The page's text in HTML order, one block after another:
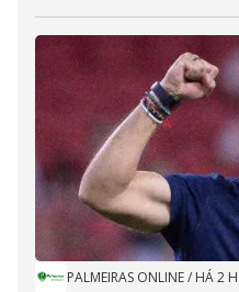
PALMEIRAS ONLINE/ HÁ 2